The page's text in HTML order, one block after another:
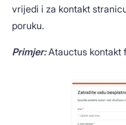
vrijedi i za kontakt
poruku.
Primjer:Atauctus kontakt